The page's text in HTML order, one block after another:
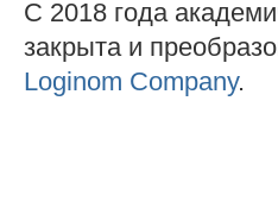
С 2018 года
закрыта и
Loginom Company.